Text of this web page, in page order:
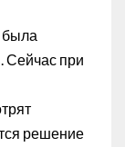
была
Сейчас при
решение